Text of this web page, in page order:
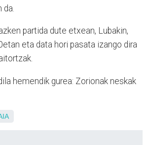
partida dute etxean, Lubakin,
eta data hori pasata izango dira
hemendik gurea: Zorionak neskak